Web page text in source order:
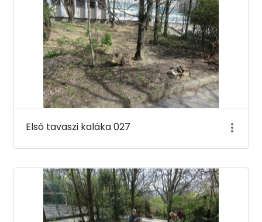
Első tavaszi kaláka 027